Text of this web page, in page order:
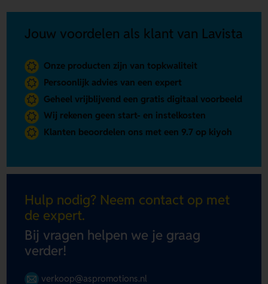
Jouw voordelen als klant van Lavista
Onze producten zijn van topkwaliteit
Persoonlijk advies van een expert
Geheel vrijblijvend een gratis digitaal voorbeeld
Wij rekenen geen start- en instelkosten
Klanten beoordelen ons met een 9.7 op kiyoh
Hulp nodig? Neem contact op met
de expert.
Bij vragen helpen we je graag
verder!
verkoop@aspromotions.nl